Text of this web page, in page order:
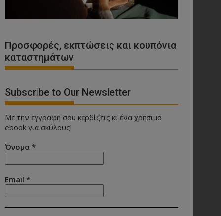
Προσφορές, εκπτώσεις και κουπόνια
καταστημάτων
Subscribe to Our Newsletter
Με την εγγραφή σου κερδίζεις κι ένα χρήσιμο
ebook για σκύλους!
Όνομα *
Email *